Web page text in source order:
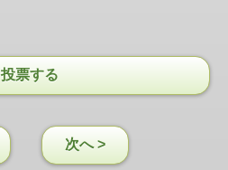
投票する
次へ >